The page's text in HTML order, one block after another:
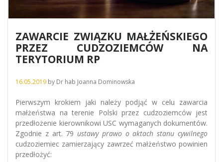
ZAWARCIE ZWIĄZKU MAŁŻEŃSKIEGO
PRZEZ CUDZOZIEMCÓW NA
TERYTORIUM RP
16.05.2019 by Dr hab Joanna Dominowska
Pierwszym krokiem jaki należy podjąć w celu zawarcia
małżeństwa na terenie Polski przez cudzoziemców jest
przedłożenie kierownikowi USC wymaganych dokumentów.
Zgodnie z art. 79ustawy prawo o aktach stanu cywilnego
cudzoziemiec zamierzający zawrzeć małżeństwo powinien
przedłożyć: